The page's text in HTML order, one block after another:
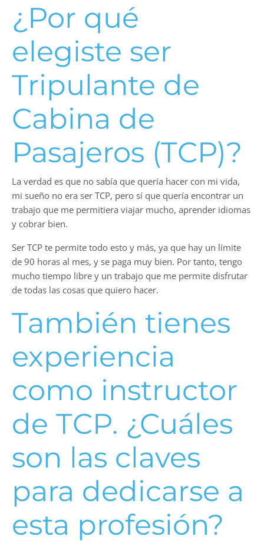
¿Por qué
elegiste ser
Tripulante de
Cabina de
Pasajeros (TCP)?
La verdad es que no sabía que quería hacer con mi vida,
mi sueño no era ser TCP, pero sí que quería encontrar un
trabajo que me permitiera viajar mucho, aprender idiomas
y cobrar bien.
Ser TCP te permite todo esto y más, ya que hay un límite
de 90 horas al mes, y se paga muy bien. Por tanto, tengo
mucho tiempo libre y un trabajo que me permite disfrutar
de todas las cosas que quiero hacer.
También tienes
experiencia
como instructor
de TCP. ¿Cuáles
son las claves
para dedicarse a
esta profesión?